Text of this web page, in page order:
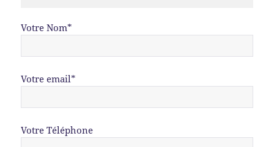
Votre Nom*
Votre email*
Votre Téléphone